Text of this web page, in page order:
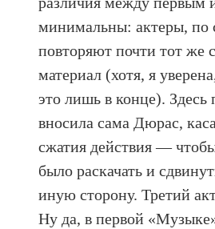
минимальны: актеры, по
повторяют почти тот же
материал (хотя, я
это лишь в конце). Здесь
вносила сама Дюрас,
сжатия действия —
было раскачать и
иную сторону. Третий
Ну да, в первой